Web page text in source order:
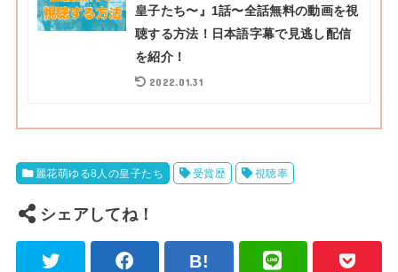
皇子たち〜』1話〜全話無料の動画を視
聴する方法！日本語字幕で見逃し配信
を紹介！
2022.01.31
麗花萌ゆる8人の皇子たち 受賞歴 視聴率
シェアしてね！